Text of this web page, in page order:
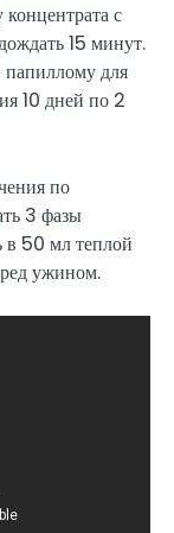
с
15 минут.
для
10 дней по 2
по
3 фазы
в 50 мл теплой
ужином.